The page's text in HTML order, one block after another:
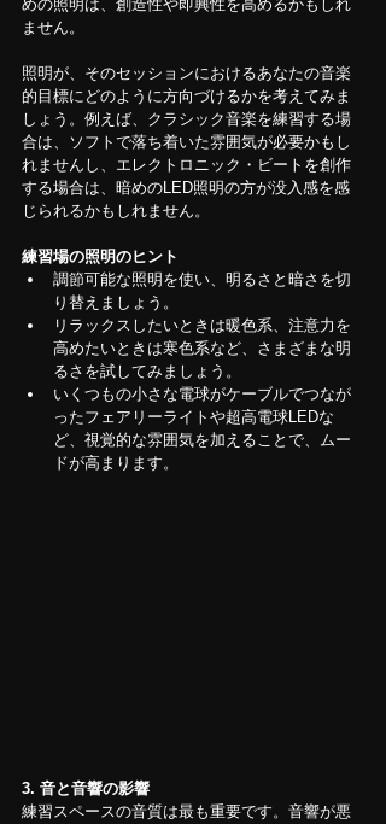
めの照明は、創造性や即興性を高めるかもしれ
ません。
照明が、そのセッションにおけるあなたの音楽
的目標にどのように方向づけるかを考えてみま
しょう。例えば、クラシック音楽を練習する場
合は、ソフトで落ち着いた雰囲気が必要かもし
れませんし、エレクトロニック・ビートを創作
する場合は、暗めのLED照明の方が没入感を感
じられるかもしれません。
練習場の照明のヒント
調節可能な照明を使い、明るさと暗さを切
り替えましょう。
リラックスしたいときは暖色系、注意力を
高めたいときは寒色系など、さまざまな明
るさを試してみましょう。
いくつもの小さな電球がケーブルでつなが
ったフェアリーライトや超高電球LEDな
ど、視覚的な雰囲気を加えることで、ムー
ドが高まります。
3. 音と音響の影響
練習スペースの音質は最も重要です。音響が悪